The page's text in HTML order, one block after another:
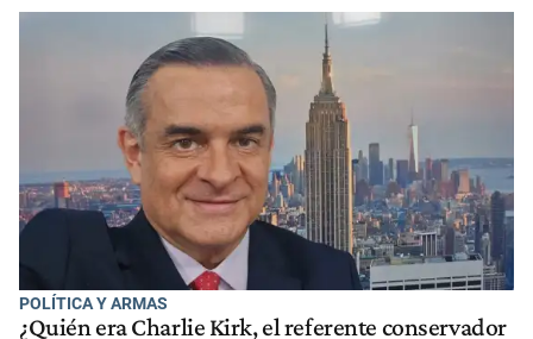
POLÍTICA Y ARMAS
¿Quién era Charlie Kirk, el referente conservador